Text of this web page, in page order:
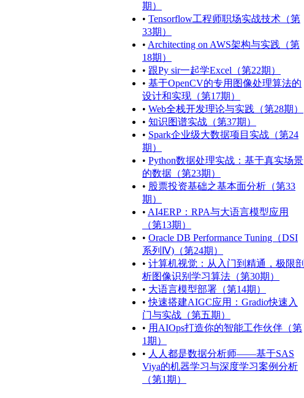
期）
• Tensorflow工程师职场实战技术（第
33期）
• Architecting on AWS架构与实践（第
18期）
• 跟Py sir一起学Excel（第22期）
• 基于OpenCV的专用图像处理算法的
设计和实现（第17期）
• Web全栈开发理论与实践（第28期）
• 知识图谱实战（第37期）
• Spark企业级大数据项目实战（第24
期）
• Python数据处理实战：基于真实场景
的数据（第23期）
• 股票投资基础之基本面分析（第33
期）
• AI4ERP：RPA与大语言模型应用
（第13期）
• Oracle DB Performance Tuning（DSI
系列Ⅳ)（第24期）
• 计算机视觉：从入门到精通，极限剖
析图像识别学习算法（第30期）
• 大语言模型部署（第14期）
•快速搭建AIGC应用：Gradio快速入
门与实战（第五期）
• 用AIOps打造你的智能工作伙伴（第
1期）
• 人人都是数据分析师——基于SAS
Viya的机器学习与深度学习案例分析
（第1期）